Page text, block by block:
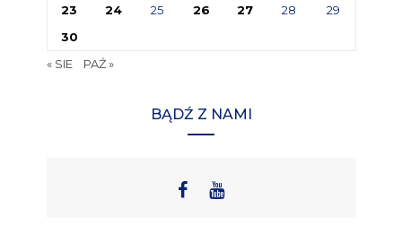
23
24 25 26 27 28
29
30
« SIE
PAŹ »
BĄDŹ Z NAMI